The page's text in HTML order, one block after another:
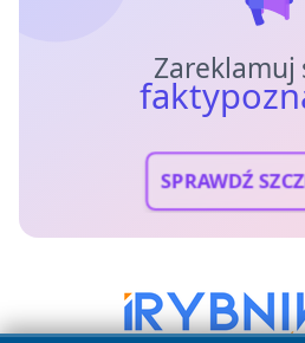
Zareklamuj
SPRAWDŹ